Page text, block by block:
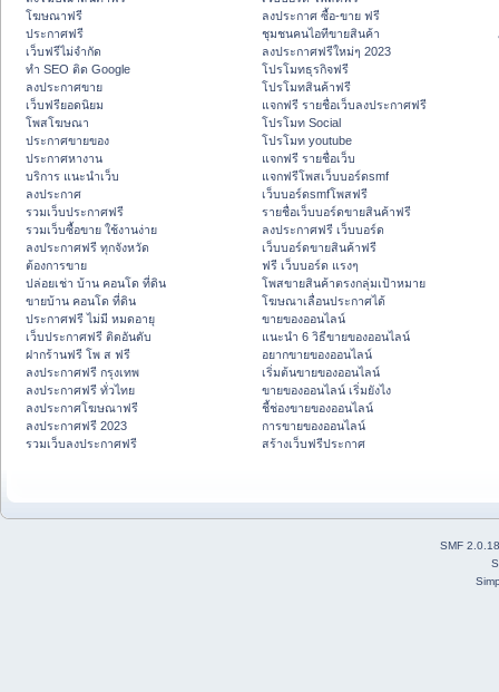
โฆษณาฟรี
ประกาศฟรี
เว็บฟรีไม่จำกัด
ทำ SEO ติด Google
ลงประกาศขาย
เว็บฟรียอดนิยม
โพสโฆษณา
ประกาศขายของ
ประกาศหางาน
บริการ แนะนำเว็บ
ลงประกาศ
รวมเว็บประกาศฟรี
รวมเว็บซื้อขาย ใช้งานง่าย
ลงประกาศฟรี ทุกจังหวัด
ต้องการขาย
ปล่อยเช่า บ้าน คอนโด ที่ดิน
ขายบ้าน คอนโด ที่ดิน
ประกาศฟรี ไม่มี หมดอายุ
เว็บประกาศฟรี ติดอันดับ
ฝากร้านฟรี โพ ส ฟรี
ลงประกาศฟรี กรุงเทพ
ลงประกาศฟรี ทั่วไทย
ลงประกาศโฆษณาฟรี
ลงประกาศฟรี 2023
รวมเว็บลงประกาศฟรี
ลงประกาศ ซื้อ-ขาย ฟรี
ชุมชนคนไอทีขายสินค้า
ลงประกาศฟรีใหม่ๆ 2023
โปรโมทธุรกิจฟรี
โปรโมทสินค้าฟรี
แจกฟรี รายชื่อเว็บลงประกาศฟรี
โปรโมท Social
โปรโมท youtube
แจกฟรี รายชื่อเว็บ
แจกฟรีโพสเว็บบอร์ดsmf
เว็บบอร์ดsmfโพสฟรี
รายชื่อเว็บบอร์ดขายสินค้าฟรี
ลงประกาศฟรี เว็บบอร์ด
เว็บบอร์ดขายสินค้าฟรี
ฟรี เว็บบอร์ด แรงๆ
โพสขายสินค้าตรงกลุ่มเป้าหมาย
โฆษณาเลื่อนประกาศได้
ขายของออนไลน์
แนะนำ 6 วิธีขายของออนไลน์
อยากขายของออนไลน์
เริ่มต้นขายของออนไลน์
ขายของออนไลน์ เริ่มยังไง
ชี้ช่องขายของออนไลน์
การขายของออนไลน์
สร้างเว็บฟรีประกาศ
SMF 2.0.18